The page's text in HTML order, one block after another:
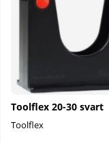
Toolflex 20-30 svart
Toolflex